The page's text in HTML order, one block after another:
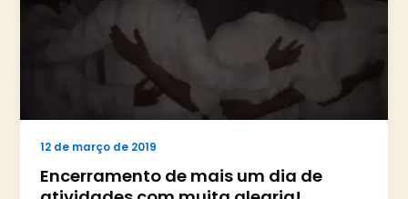
12 de março de 2019
Encerramento de mais um dia de